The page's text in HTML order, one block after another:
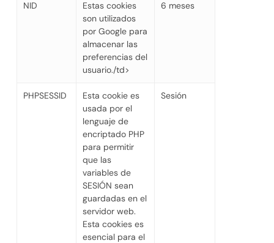
NID
Estas cookies
son utilizados
por Google para
almacenar las
preferencias del
usuario./td>
6 meses
PHPSESSID
Esta cookie es
usada por el
lenguaje de
encriptado PHP
para permitir
que las
variables de
SESIÓN sean
guardadas en el
servidor web.
Esta cookies es
esencial para el
Sesión